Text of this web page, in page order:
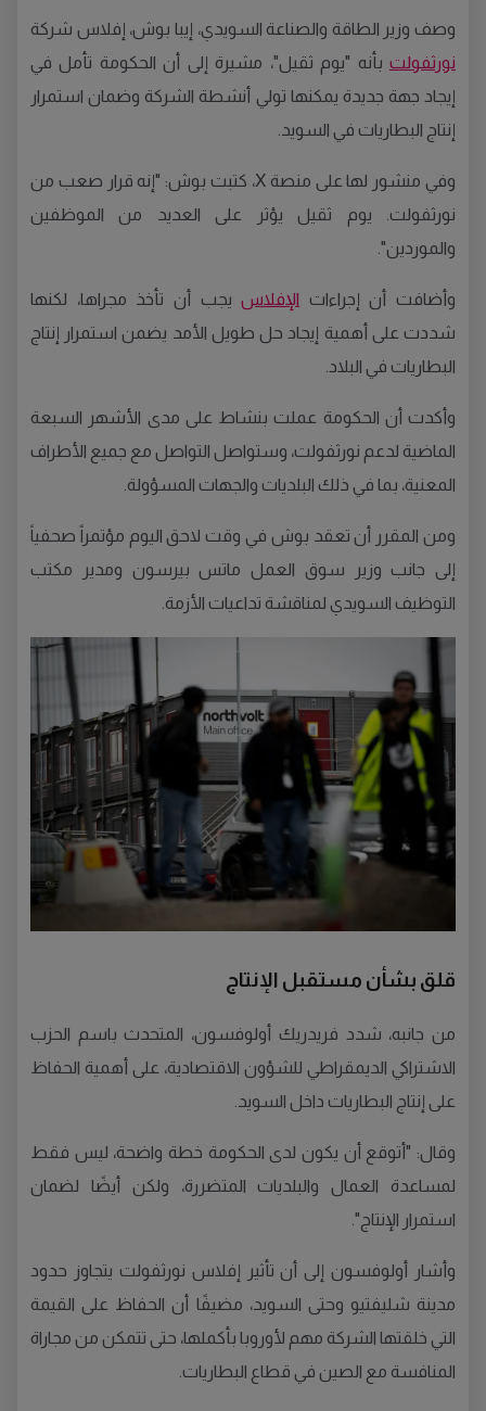
وصف وزير الطاقة والصناعة السويدي، إيبا بوش، إفلاس شركة
نورثفولت بأنه "يوم ثقيل"، مشيرة إلى أن الحكومة تأمل في
إيجاد جهة جديدة يمكنها تولي أنشطة الشركة وضمان استمرار
إنتاج البطاريات في السويد.
وفي منشور لها على منصة X، كتبت بوش: "إنه قرار صعب من
نورثفولت. يوم ثقيل يؤثر على العديد من الموظفين
والموردين".
وأضافت أن إجراءات الإفلاسيجب أن تأخذ مجراها، لكنها
شددت على أهمية إيجاد حل طويل الأمد يضمن استمرار إنتاج
البطاريات في البلاد.
وأكدت أن الحكومة عملت بنشاط على مدى الأشهر السبعة
الماضية لدعم نورثفولت، وستواصل التواصل مع جميع الأطراف
المعنية، بما في ذلك البلديات والجهات المسؤولة.
ومن المقرر أن تعقد بوش في وقت لاحق اليوم مؤتمراً صحفياً
إلى جانب وزير سوق العمل ماتس بيرسون ومدير مكتب
التوظيف السويدي لمناقشة تداعيات الأزمة.
قلق بشأن مستقبل الإنتاج
من جانبه، شدد فريدريك أولوفسون، المتحدث باسم الحزب
الاشتراكي الديمقراطي للشؤون الاقتصادية، على أهمية الحفاظ
على إنتاج البطاريات داخل السويد.
وقال: "أتوقع أن يكون لدى الحكومة خطة واضحة، ليس فقط
لمساعدة العمال والبلديات المتضررة، ولكن أيضًا لضمان
استمرار الإنتاج".
وأشار أولوفسون إلى أن تأثير إفلاس نورثفولت يتجاوز حدود
مدينة شليفتيو وحتى السويد، مضيفًا أن الحفاظ على القيمة
التي خلقتها الشركة مهم لأوروبا بأكملها، حتى تتمكن من مجاراة
المنافسة مع الصين في قطاع البطاريات.